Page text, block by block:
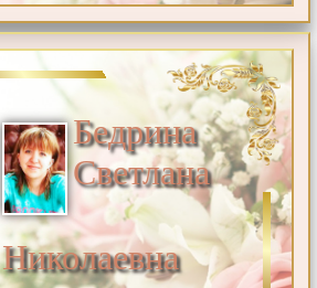
Бедрина
Светлана
Николаевна